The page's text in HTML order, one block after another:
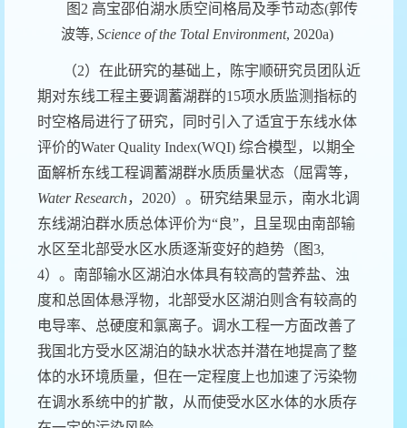
图 2 高宝邵伯湖水质空间格局及季节动态(郭传
波等, Science of the Total Environment, 2020a)
（2）在此研究的基础上，陈宇顺研究员团队近
期对东线工程主要调蓄湖群的15项水质监测指标的
时空格局进行了研究，同时引入了适宜于东线水体
评价的Water Quality Index(WQI) 综合模型，以期全
面解析东线工程调蓄湖群水质质量状态（屈霄等，
Water Research， 2020）。研究结果显示，南水北调
东线湖泊群水质总体评价为“良”，
且呈现由南部输
水区至北部受水区水质逐渐变好的趋势（图3,
4）。南部输水区湖泊水体具有较高的营养盐、浊
度和总固体悬浮物，北部受水区湖泊则含有较高的
电导率、总硬度和氯离子。调水工程一方面改善了
我国北方受水区湖泊的缺水状态并潜在地提高了整
体的水环境质量，但在一定程度上也加速了污染物
在调水系统中的扩散，从而使受水区水体的水质存